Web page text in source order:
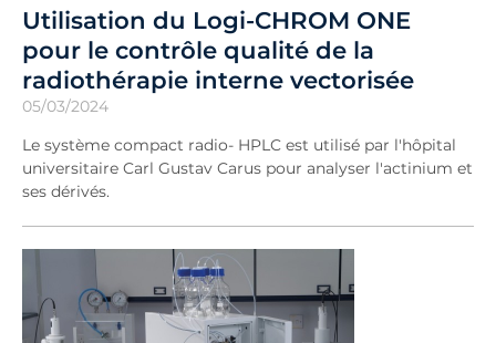
Utilisation du Logi-CHROM ONE
pour le contrôle qualité de la
radiothérapie interne vectorisée
05/03/2024
Le système compact radio- HPLC est utilisé par l'hôpital
universitaire Carl Gustav Carus pour analyser l'actinium et
ses dérivés.